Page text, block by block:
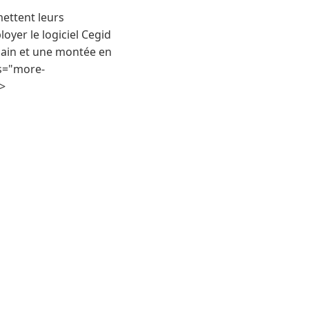
leurs
le logiciel Cegid
et une montée en